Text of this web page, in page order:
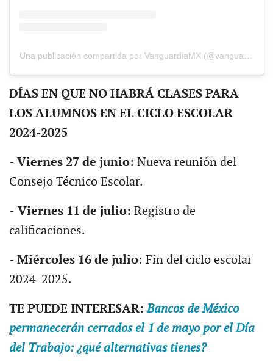
DÍAS EN QUE NO HABRÁ CLASES PARA
LOS ALUMNOS EN EL CICLO ESCOLAR
2024-2025
- Viernes 27 de junio: Nueva reunión del
Consejo Técnico Escolar.
- Viernes 11 de julio: Registro de
calificaciones.
- Miércoles 16 de julio: Fin del ciclo escolar
2024-2025.
TE PUEDE INTERESAR:Bancos de México
permanecerán cerrados el 1 de mayo por el Día
del Trabajo: ¿qué alternativas tienes?